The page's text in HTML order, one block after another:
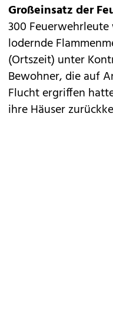
Großeinsatz der
300
lodernde
(Ortszeit) unter
Bewohner, die auf
Flucht ergriffen
ihre Häuser